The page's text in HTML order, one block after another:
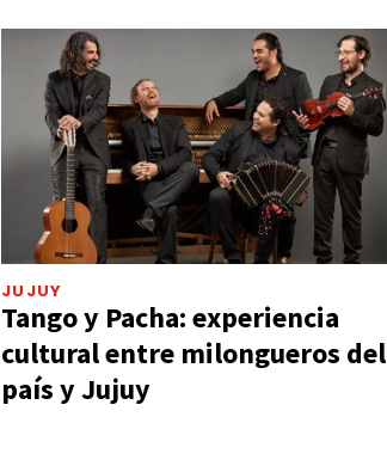
JUJUY
Tango y Pacha: experiencia
cultural entre milongueros del
país y Jujuy